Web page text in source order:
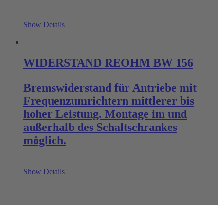
Show Details
WIDERSTAND REOHM BW 156
Bremswiderstand für Antriebe mit
Frequenzumrichtern mittlerer bis
hoher Leistung. Montage im und
außerhalb des Schaltschrankes
möglich.
Show Details